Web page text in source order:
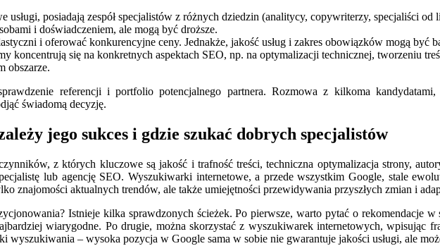
usługi, posiadają zespół specjalistów z różnych dziedzin (analitycy, copywriterzy, specjaliści
i doświadczeniem, ale mogą być droższe.
i oferować konkurencyjne ceny. Jednakże, jakość usług i zakres obowiązków mogą być
koncentrują się na konkretnych aspektach SEO, np. na optymalizacji technicznej, tworzeniu
obszarze.
referencji i portfolio potencjalnego partnera. Rozmowa z kilkoma
świadomą decyzję.
jego sukces i gdzie szukać dobrych specjalistów
z których kluczowe są jakość i trafność treści, techniczna optymalizacja strony,
lub agencję SEO. Wyszukiwarki internetowe, a przede wszystkim Google, stale
znajomości aktualnych trendów, ale także umiejętności przewidywania przyszłych zmian i
Istnieje kilka sprawdzonych ścieżek. Po pierwsze, warto pytać o rekomendacje
wiarygodne. Po drugie, można skorzystać z wyszukiwarek internetowych, wpisując
wyszukiwania – wysoka pozycja w Google sama w sobie nie gwarantuje jakości usługi, ale